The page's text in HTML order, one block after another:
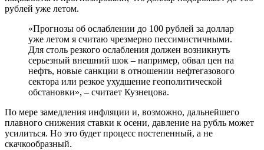
рублей уже летом.
«Прогнозы об ослаблении до 100 рублей за доллар
уже летом я считаю чрезмерно пессимистичными.
Для столь резкого ослабления должен возникнуть
серьезный внешний шок – например, обвал цен на
нефть, новые санкции в отношении нефтегазового
сектора или резкое ухудшение геополитической
обстановки», – считает Кузнецова.
По мере замедления инфляции и, возможно, дальнейшего
плавного снижения ставки к осени, давление на рубль может
усилиться. Но это будет процесс постепенный, а не
скачкообразный.